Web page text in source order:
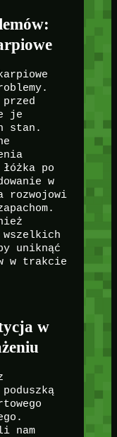
je
stan.
po
w
rozwojowi
wszelkich
uniknąć
w trakcie
w
nam